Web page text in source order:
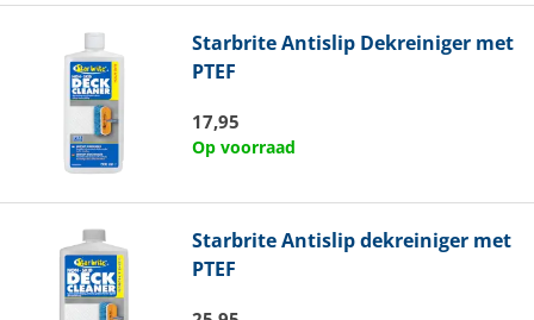
StarbriteAntislip Dekreiniger met
PTEF
17,95
Op voorraad
StarbriteAntislip dekreiniger met
PTEF